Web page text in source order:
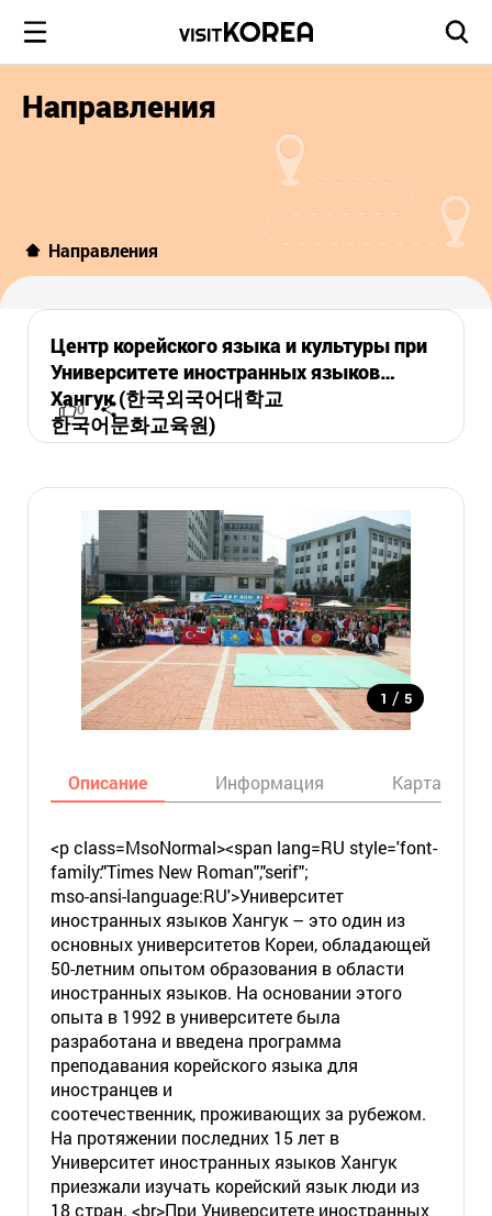
Направления
Направления
Центр корейского языка и культуры при
Университете иностранных языков
Хангук (한국외국어대학교
한국어문화교육원)
0
1 / 5
Описание Информация Карта
<p class=MsoNormal><span lang=RU style='font-
family:"Times New Roman","serif";
mso-ansi-language:RU'>Университет
иностранных языков Хангук – это один из
основных университетов Кореи, обладающей
50-летним опытом образования в области
иностранных языков. На основании этого
опыта в 1992 в университете была
разработана и введена программа
преподавания корейского языка для
иностранцев и
соотечественник, проживающих за рубежом.
На протяжении последних 15 лет в
Университет иностранных языков Хангук
приезжали изучать корейский язык люди из
18 стран. <br>При Университете иностранных